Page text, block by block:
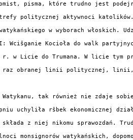
pisma, które trudno jest
politycznej aktywnoci
watykańskiego w wyborach
Wcišganie Kocioła do walk
r. w Licie do Trumana. W licie
raz obranej linii politycznej, linii,
tak również nie zdaje
uchyliła ršbek ekonomicznej
z niej nikomu sprawozdań.
monsignorów watykańskich,